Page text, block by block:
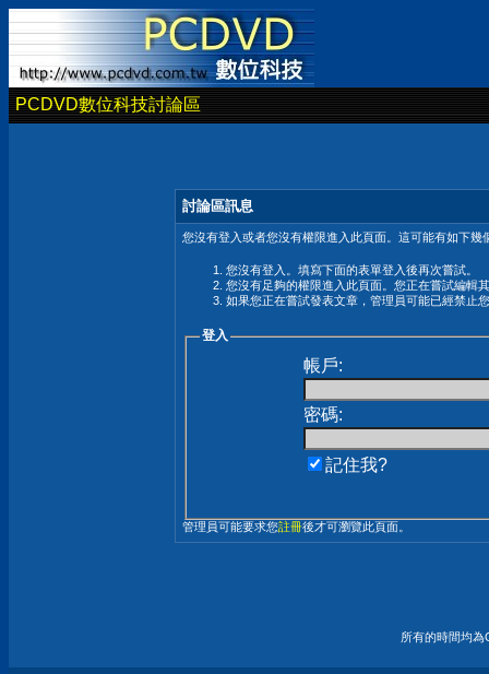
PCDVD數位科技討論區
討論區訊息
您沒有登入或者您沒有權限進入此頁面。這可能有如下幾
您沒有登入。填寫下面的表單登入後再次嘗試。
您沒有足夠的權限進入此頁面。您正在嘗試編輯
如果您正在嘗試發表文章，管理員可能已經禁止
登入
帳戶:
密碼:
記住我?
管理員可能要求您註冊後才可瀏覽此頁面。
所有的時間均為